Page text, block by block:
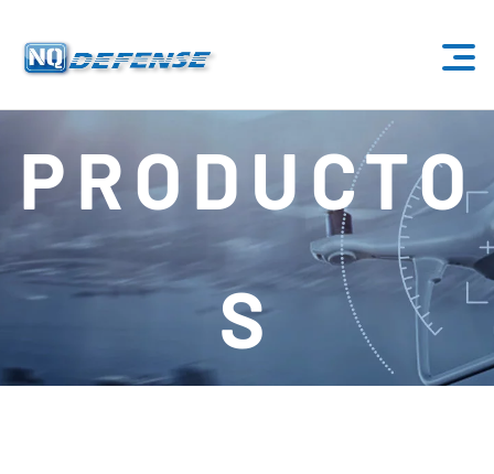
Productos
- Sistema Anti-Dron
- - Sistema Anti-Dron Estacionario
- - - ND-BU001 Sistema Estándar Anti-Dron
- - - ND-BU002 Sistema Anti-Dron de Gama Alta
PRODUCTO
S